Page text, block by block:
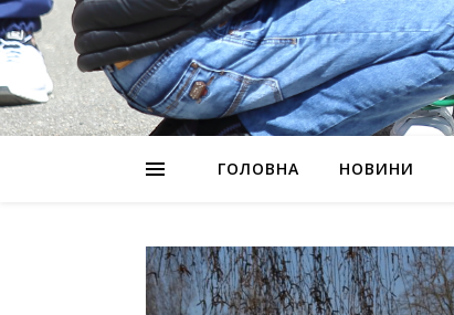
ГОЛОВНА НОВИНИ